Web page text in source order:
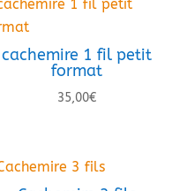
cachemire 1 fil petit
format
35,00€